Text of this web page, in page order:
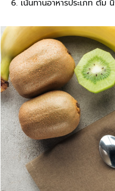
เน้นทานอาหารประเภท ต้ม